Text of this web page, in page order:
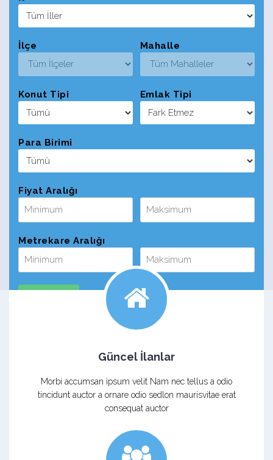
İlçe Mahalle
Konut Tipi Emlak Tipi
Para Birimi
Fiyat Aralığı
Metrekare Aralığı
Güncel İlanlar
Morbi accumsan ipsum velit Nam nec tellus a odio
tincidunt auctor a ornare odio sedlon maurisvitae erat
consequat auctor